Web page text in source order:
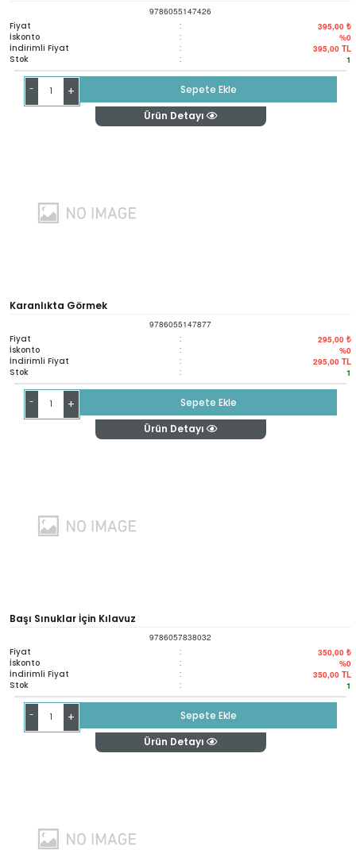
9786055147426
Fiyat : 395,00 ₺
İskonto : %0
İndirimli Fiyat : 395,00 TL
Stok : 1
- +
Sepete Ekle
Ürün Detayı
Karanlıkta Görmek
9786055147877
Fiyat : 295,00 ₺
İskonto : %0
İndirimli Fiyat : 295,00 TL
Stok : 1
- +
Sepete Ekle
Ürün Detayı
Başı Sınuklar İçin Kılavuz
9786057838032
Fiyat : 350,00 ₺
İskonto : %0
İndirimli Fiyat : 350,00 TL
Stok : 1
- +
Sepete Ekle
Ürün Detayı